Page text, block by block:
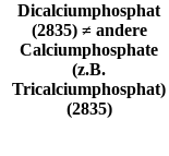
Dicalciumphosphat
(2835) ≠ andere
Calciumphosphate
(z.B.
Tricalciumphosphat)
(2835)